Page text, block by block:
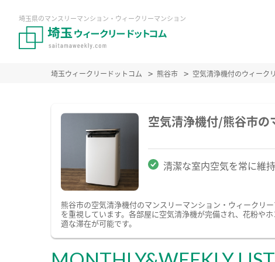
埼玉県のマンスリーマンション・ウィークリーマンション
埼玉ウィークリードットコム 熊谷市 空気清浄機付のウィーク
空気清浄機付/熊谷市の
清潔な室内空気を常に維持
熊谷市の空気清浄機付のマンスリーマンション・ウィークリ
を重視しています。各部屋に空気清浄機が完備され、花粉や
適な滞在が可能です。